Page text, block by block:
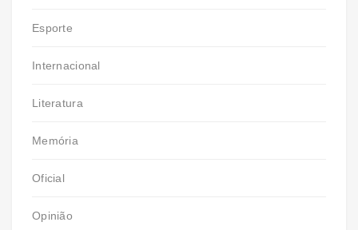
Esporte
Internacional
Literatura
Memória
Oficial
Opinião